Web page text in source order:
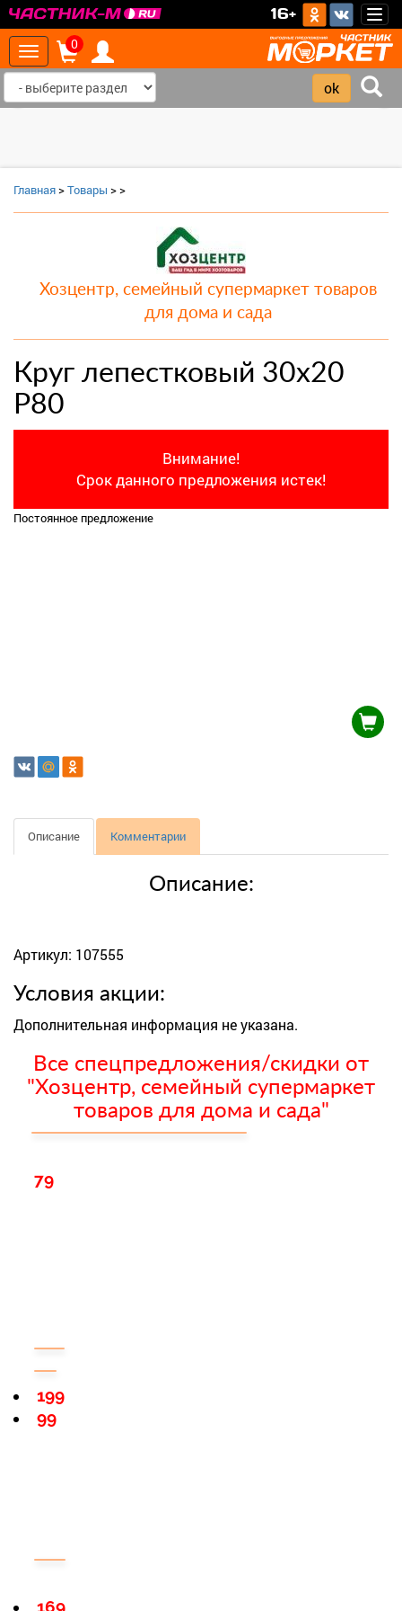
16+
Toggle
navigation
0
Главная>Товары >>
Хозцентр, семейный супермаркет товаров
для дома и сада
Круг лепестковый 30x20
Р80
Внимание!
Срок данного предложения истек!
Постоянное предложение
Описание Комментарии
Описание:
Артикул: 107555
Условия акции:
Дополнительная информация не указана.
Все спецпредложения/скидки от
"Хозцентр, семейный супермаркет
товаров для дома и сада"
79
99
199
169
‹ ›